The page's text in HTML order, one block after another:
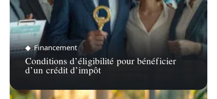
Financement
Conditions d’éligibilité pour bénéficier
d’un crédit d’impôt